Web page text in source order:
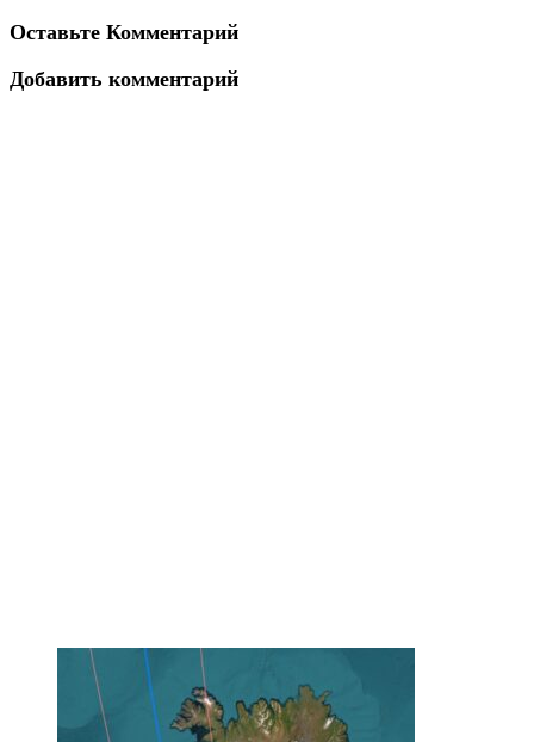
Оставьте Комментарий
Добавить комментарий